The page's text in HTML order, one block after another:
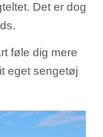
Det er dog
føle dig mere
eget sengetøj